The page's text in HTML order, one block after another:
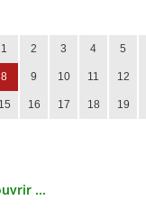
1 2 3 4 5
8 9 10 11 12
15 16 17 18 19
...